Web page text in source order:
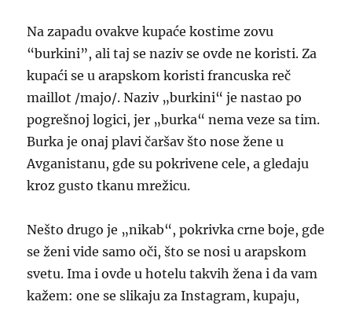
Na zapadu ovakve kupaće kostime zovu
“burkini”, ali taj se naziv se ovde ne koristi. Za
kupaći se u arapskom koristi francuska reč
maillot /majo/. Naziv „burkini“ je nastao po
pogrešnoj logici, jer „burka“ nema veze sa tim.
Burka je onaj plavi čaršav što nose žene u
Avganistanu, gde su pokrivene cele, a gledaju
kroz gusto tkanu mrežicu.
Nešto drugo je „nikab“, pokrivka crne boje, gde
se ženi vide samo oči, što se nosi u arapskom
svetu. Ima i ovde u hotelu takvih žena i da vam
kažem: one se slikaju za Instagram, kupaju,